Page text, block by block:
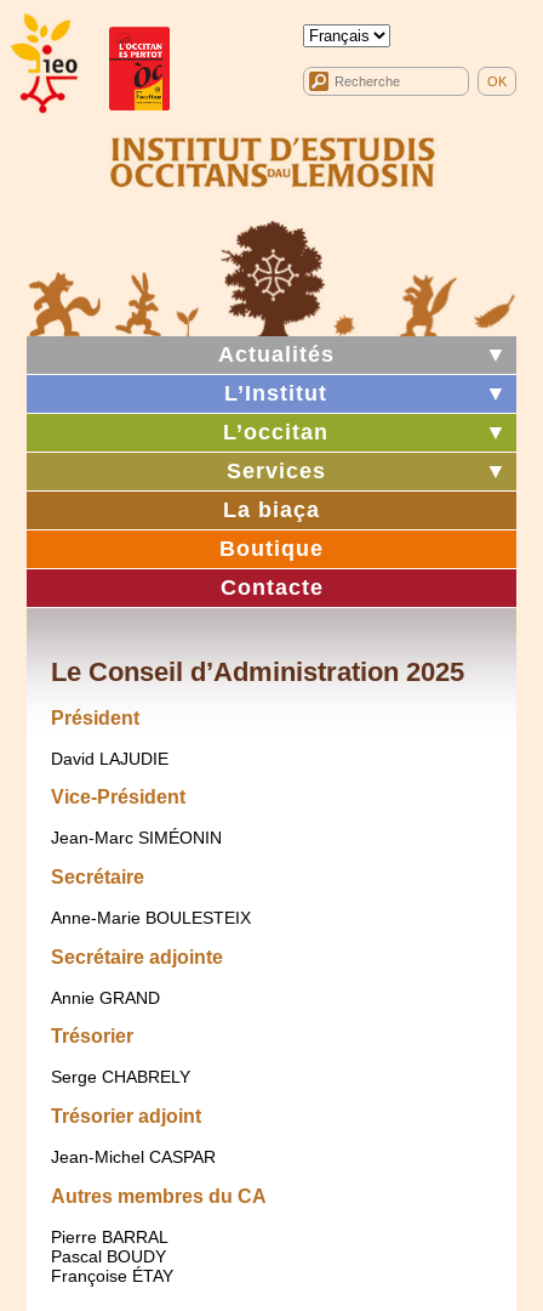
Actualités
▼
L’Institut
▼
L’occitan
▼
Services
▼
La biaça
Boutique
Contacte
Le Conseil d’Administration 2025
Président
David LAJUDIE
Vice-Président
Jean-Marc SIMÉONIN
Secrétaire
Anne-Marie BOULESTEIX
Secrétaire adjointe
Annie GRAND
Trésorier
Serge CHABRELY
Trésorier adjoint
Jean-Michel CASPAR
Autres membres du CA
Pierre BARRAL
Pascal BOUDY
Françoise ÉTAY